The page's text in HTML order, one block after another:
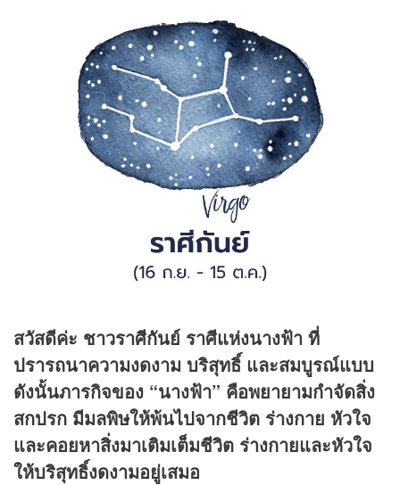
สวัสดีค่ะ ชาวราศีกันย์ ราศีแห่งนางฟ้า ที่
ปรารถนาความงดงาม บริสุทธิ์ และสมบูรณ์แบบ
ดังนั้นภารกิจของ “นางฟ้า” คือพยายามกำจัดสิ่ง
สกปรก มีมลพิษให้พ้นไปจากชีวิต ร่างกาย หัวใจ
และคอยหาสิ่งมาเติมเต็มชีวิต ร่างกายและหัวใจ
ให้บริสุทธิ์งดงามอยู่เสมอ